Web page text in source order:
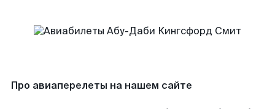
Про авиаперелеты на нашем сайте